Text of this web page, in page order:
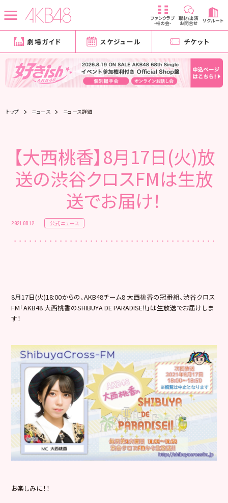
ファンクラブ
-柱の会-
取材/出演
お問合せ リクルート
劇場ガイド スケジュール チケット
トップ ニュース ニュース詳細
【大西桃香】8月17日(火)放
送の渋谷クロスFMは生放
送でお届け！
2021.08.12 公式ニュース
8月17日(火)18:00からの、AKB48チーム8 大西桃香の冠番組、渋谷クロス
FM「AKB48 大西桃香のSHIBUYA DE PARADISE‼」は生放送でお届けしま
す！
お楽しみに！！